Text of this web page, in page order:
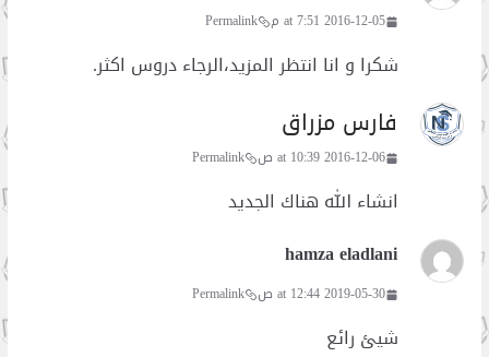
2016-12-05 at 7:51 م Permalink
شكرا و انا انتظر المزيد،الرجاء دروس اكثر.
فارس مزراق
2016-12-06 at 10:39 ص Permalink
انشاء الله هناك الجديد
hamza eladlani
2019-05-30 at 12:44 ص Permalink
شيئ رائع